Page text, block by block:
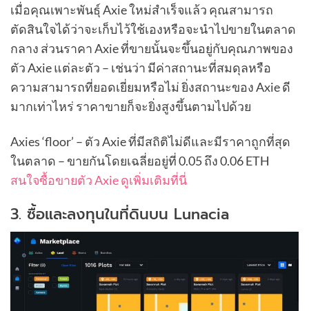
เมื่อคุณเพาะพันธุ์ Axie ใหม่สำเร็จแล้ว คุณสามารถ
ตัดสินใจได้ว่าจะเก็บไว้ใช้เองหรือจะนำไปขายในตลาด
กลาง ส่วนราคา Axie ที่ขายนั้นจะขึ้นอยู่กับคุณภาพของ
ตัว Axie แต่ละตัว – เช่นว่า มีค่าสถานะที่สมดุลหรือ
ความสามารถที่ยอดเยี่ยมหรือไม่ ยิ่งสถานะของ Axie ดี
มากเท่าไหร่ ราคาขายก็จะยิ่งสูงขึ้นตามไปด้วย
Axies ‘floor’ – ตัว Axie ที่มีสถิติไม่ดีและมีราคาถูกที่สุด
ในตลาด – ขายกันโดยเฉลี่ยอยู่ที่ 0.05 ถึง 0.06 ETH
สนใจซื้อขายตัว Axie ดูเพิ่มเติมที่นี่
3. ซื้อและลงทุนในที่ดินบน Lunacia